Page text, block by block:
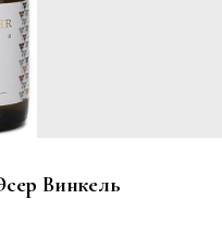
Винкель